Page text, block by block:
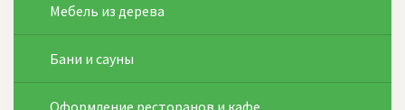
Мебель из дерева
Бани и сауны
Оформление ресторанов и кафе